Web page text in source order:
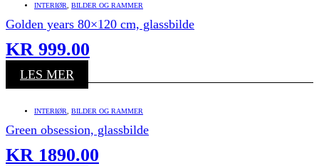
INTERIØR BILDER OG RAMMER
Golden years 80×120 cm, glassbilde
KR 999.00
LES MER
INTERIØR BILDER OG RAMMER
Green obsession, glassbilde
KR 1890.00